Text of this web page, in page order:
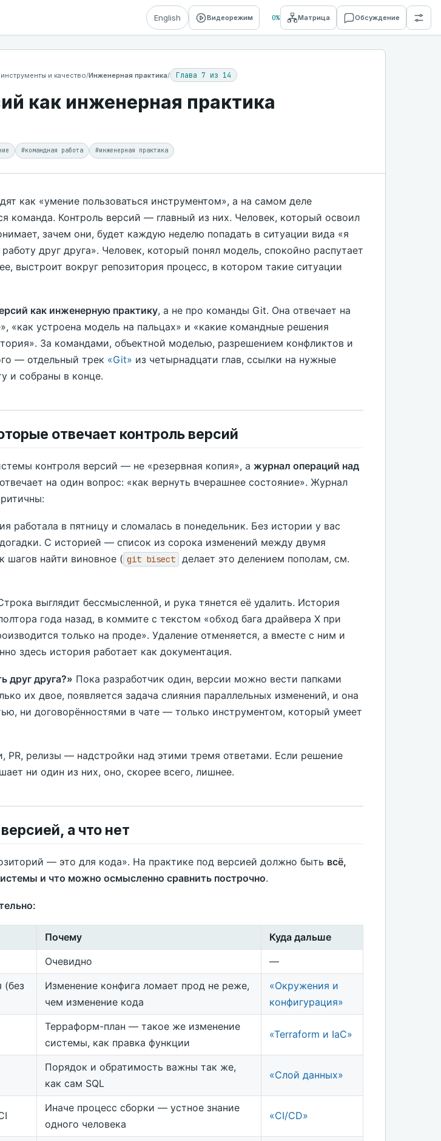
English Видеорежим 0% Матрица Обсуждение
и качество/Инженерная практика/ Глава 7 из 14
как инженерная практика
#командная работа #инженерная практика
как «умение пользоваться инструментом», а на самом деле
команда. Контроль версий — главный из них. Человек, который освоил
зачем они, будет каждую неделю попадать в ситуации вида «я
друг друга». Человек, который понял модель, спокойно распутает
выстроит вокруг репозитория процесс, в котором такие ситуации
как инженерную практику, а не про команды Git. Она отвечает на
«как устроена модель на пальцах» и «какие командные решения
За командами, объектной моделью, разрешением конфликтов и
— отдельный трек «Git» из четырнадцати глав, ссылки на нужные
и собраны в конце.
отвечает контроль версий
контроля версий — не «резервная копия», а журнал операций над
на один вопрос: «как вернуть вчерашнее состояние». Журнал
работала в пятницу и сломалась в понедельник. Без истории у вас
С историей — список из сорока изменений между двумя
шагов найти виновное ( git bisect
делает это делением пополам, см.
выглядит бессмысленной, и рука тянется её удалить. История
года назад, в коммите с текстом «обход бага драйвера X при
только на проде». Удаление отменяется, а вместе с ним и
здесь история работает как документация.
друг друга?» Пока разработчик один, версии можно вести папками
их двое, появляется задача слияния параллельных изменений, и она
ни договорённостями в чате — только инструментом, который умеет
PR, релизы — надстройки над этими тремя ответами. Если решение
ни один из них, оно, скорее всего, лишнее.
а что нет
— это для кода». На практике под версией должно быть всё,
и что можно осмысленно сравнить построчно.
Почему
Куда дальше
Очевидно
—
(без
Изменение конфига ломает прод не реже,
чем изменение кода
«Окружения и
конфигурация»
Терраформ-план — такое же изменение
системы, как правка функции
«Terraform и IaC»
Порядок и обратимость важны так же,
как сам SQL
«Слой данных»
Иначе процесс сборки — устное знание
одного человека
«CI/CD»